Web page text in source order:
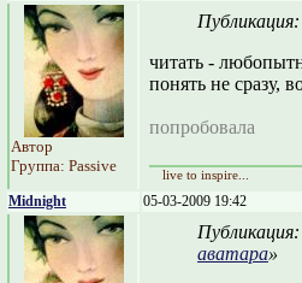
Автор
Группа: Passive
читать -
понять не сразу,
попробовала
live to inspire...
Midnight 05-03-2009 19:42
аватара»